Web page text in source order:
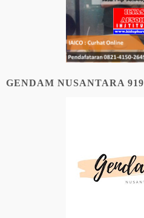
GENDAM NUSANTARA 919